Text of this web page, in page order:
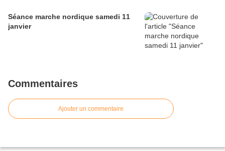
Séance marche nordique samedi 11
janvier
Commentaires
Ajouter un commentaire